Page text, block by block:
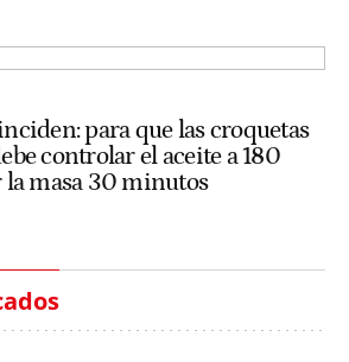
para que las croquetas
controlar el aceite a 180
masa 30 minutos